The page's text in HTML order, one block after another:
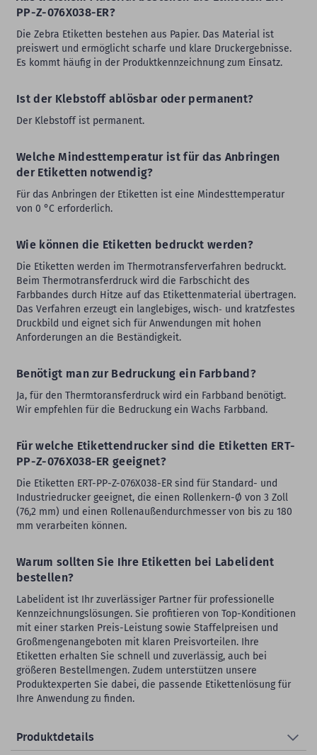
PP-Z-076X038-ER?
Die Zebra Etiketten bestehen aus Papier. Das Material ist
preiswert und ermöglicht scharfe und klare Druckergebnisse.
Es kommt häufig in der Produktkennzeichnung zum Einsatz.
Ist der Klebstoff ablösbar oder permanent?
Der Klebstoff ist permanent.
Welche Mindesttemperatur ist für das Anbringen
der Etiketten notwendig?
Für das Anbringen der Etiketten ist eine Mindesttemperatur
von 0 °C erforderlich.
Wie können die Etiketten bedruckt werden?
Die Etiketten werden im Thermotransferverfahren bedruckt.
Beim Thermotransferdruck wird die Farbschicht des
Farbbandes durch Hitze auf das Etikettenmaterial übertragen.
Das Verfahren erzeugt ein langlebiges, wisch‑ und kratzfestes
Druckbild und eignet sich für Anwendungen mit hohen
Anforderungen an die Beständigkeit.
Benötigt man zur Bedruckung ein Farbband?
Ja, für den Thermtoransferdruck wird ein Farbband benötigt.
Wir empfehlen für die Bedruckung ein Wachs Farbband.
Für welche Etikettendrucker sind die Etiketten ERT-
PP-Z-076X038-ER geeignet?
Die Etiketten ERT-PP-Z-076X038-ER sind für Standard- und
Industriedrucker geeignet, die einen Rollenkern-Ø von 3 Zoll
(76,2 mm) und einen Rollenaußendurchmesser von bis zu 180
mm verarbeiten können.
Warum sollten Sie Ihre Etiketten bei Labelident
bestellen?
Labelident ist Ihr zuverlässiger Partner für professionelle
Kennzeichnungslösungen. Sie profitieren von Top-Konditionen
mit einer starken Preis-Leistung sowie Staffelpreisen und
Großmengenangeboten mit klaren Preisvorteilen. Ihre
Etiketten erhalten Sie schnell und zuverlässig, auch bei
größeren Bestellmengen. Zudem unterstützen unsere
Produktexperten Sie dabei, die passende Etikettenlösung für
Ihre Anwendung zu finden.
Produktdetails